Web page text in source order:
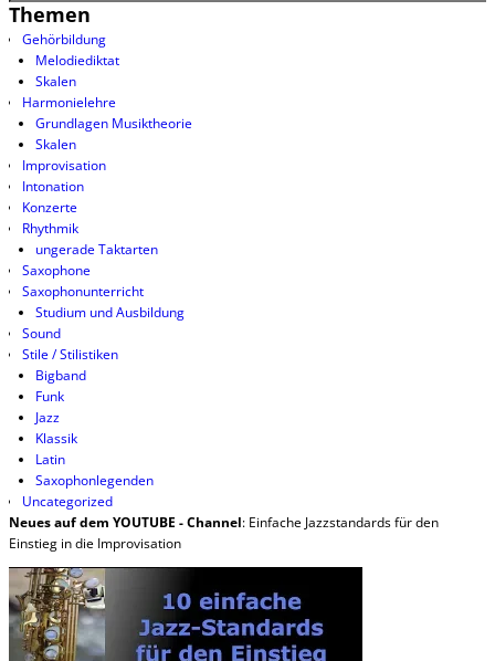
Themen
Gehörbildung
Melodiediktat
Skalen
Harmonielehre
Grundlagen Musiktheorie
Skalen
Improvisation
Intonation
Konzerte
Rhythmik
ungerade Taktarten
Saxophone
Saxophonunterricht
Studium und Ausbildung
Sound
Stile / Stilistiken
Bigband
Funk
Jazz
Klassik
Latin
Saxophonlegenden
Uncategorized
Neues auf dem YOUTUBE - Channel: Einfache Jazzstandards für den
Einstieg in die Improvisation